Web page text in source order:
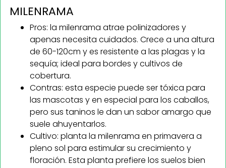
MILENRAMA
Pros: la milenrama atrae polinizadores y
apenas necesita cuidados. Crece a una altura
de 60-120cm y es resistente a las plagas y la
sequía; ideal para bordes y cultivos de
cobertura.
Contras: esta especie puede ser tóxica para
las mascotas y en especial para los caballos,
pero sus taninos le dan un sabor amargo que
suele ahuyentarlos.
Cultivo: planta la milenrama en primavera a
pleno sol para estimular su crecimiento y
floración. Esta planta prefiere los suelos bien